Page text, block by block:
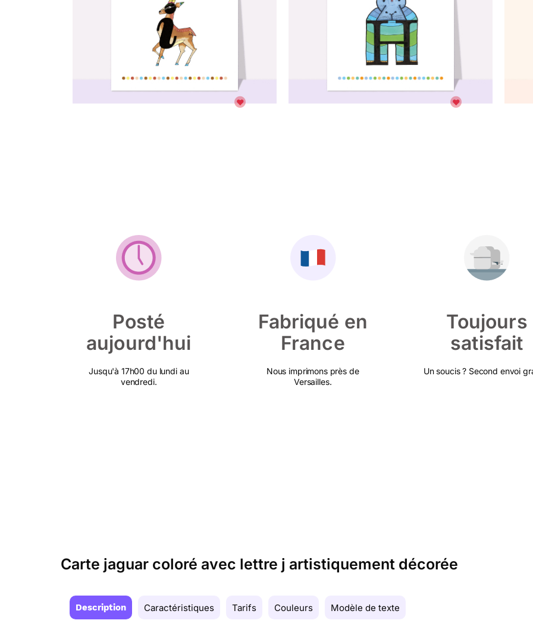
Posté
aujourd'hui
Jusqu'à 17h00 du lundi au
vendredi.
Fabriqué en
France
Nous imprimons près de
Versailles.
Toujours
satisfait
Un soucis ? Second envoi
Carte jaguar coloré avec lettre j artistiquement décorée
Description Caractéristiques Tarifs Couleurs Modèle de texte